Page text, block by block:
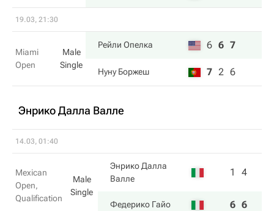
19.03, 21:30
Miami
Open
Male
Single
Рейли Опелка 6 6 7
Нуну Боржеш 7 2 6
Энрико Далла Валле
14.03, 01:40
Mexican
Open,
Qualification
Male
Single
Энрико Далла
Валле
1 4
Федерико Гайо 6 6